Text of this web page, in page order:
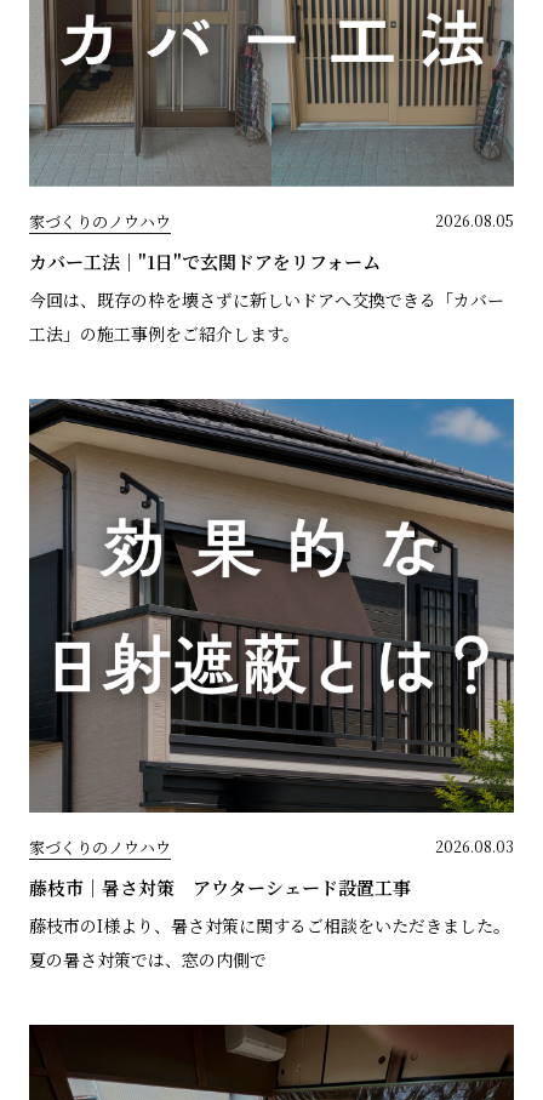
家づくりのノウハウ 2026.08.05
カバー工法｜"1日"で玄関ドアをリフォーム
今回は、既存の枠を壊さずに新しいドアへ交換できる「カバー
工法」の施工事例をご紹介します。
家づくりのノウハウ 2026.08.03
藤枝市｜暑さ対策 アウターシェード設置工事
藤枝市のI様より、暑さ対策に関するご相談をいただきました。
夏の暑さ対策では、窓の内側で